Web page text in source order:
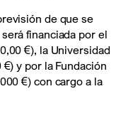
de que se
financiada por el
€), la Universidad
y por la Fundación
€) con cargo a la